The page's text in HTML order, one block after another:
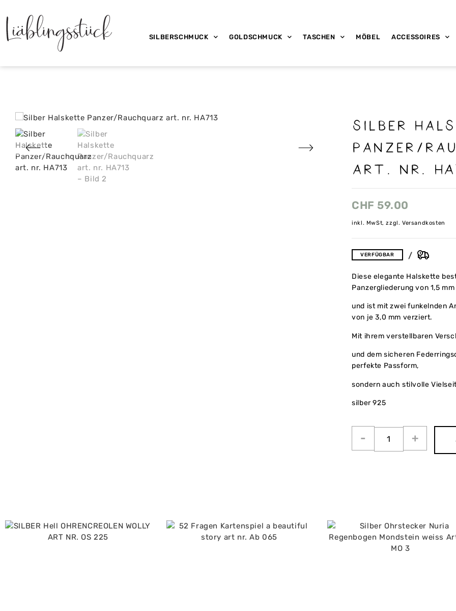
SILBERSCHMUCK GOLDSCHMUCK TASCHEN MÖBEL ACCESSOIRES
Silber
Panzer/
art. nr.
CHF 59.00
inkl. MwSt, zzgl. Versandkosten
VERFÜGBAR
Diese elegante Halskette
Panzergliederung von 1,5 mm
und ist mit zwei funkelnden
von je 3,0 mm verziert.
Mit ihrem verstellbaren
und dem sicheren
perfekte Passform,
sondern auch stilvolle
silber 925